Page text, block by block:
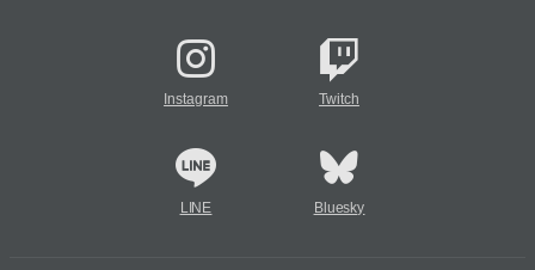
Instagram Twitch
LINE Bluesky